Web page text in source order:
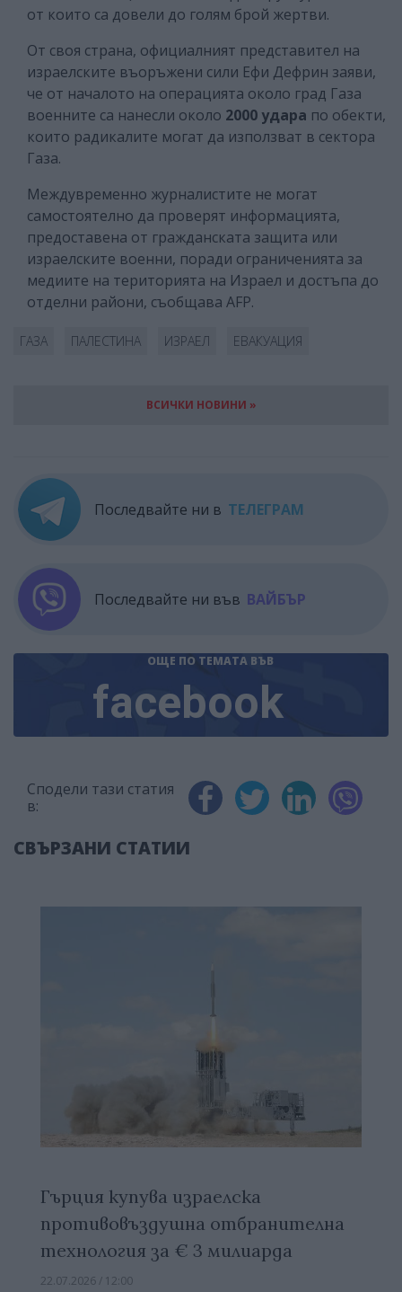
от които са довели до голям брой жертви.
От своя страна, официалният представител на
израелските въоръжени сили Ефи Дефрин заяви,
че от началото на операцията около град Газа
военните са нанесли около 2000 удара по обекти,
които радикалите могат да използват в сектора
Газа.
Междувременно журналистите не могат
самостоятелно да проверят информацията,
предоставена от гражданската защита или
израелските военни, поради ограниченията за
медиите на територията на Израел и достъпа до
отделни райони, съобщава AFP.
ГАЗА ПАЛЕСТИНА ИЗРАЕЛ ЕВАКУАЦИЯ
ВСИЧКИ НОВИНИ »
Последвайте ни в ТЕЛЕГРАМ
Последвайте ни във ВАЙБЪР
ОЩЕ ПО ТЕМАТА ВЪВ
facebook
Сподели тази статия
в:
СВЪРЗАНИ СТАТИИ
Гърция купува израелска
противовъздушна отбранителна
технология за € 3 милиарда
22.07.2026 / 12:00